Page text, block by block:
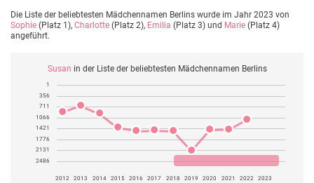
Die Liste der beliebtesten Mädchennamen Berlins wurde im Jahr 2023 von
Sophie (Platz 1), Charlotte (Platz 2), Emilia (Platz 3) und Marie (Platz 4)
angeführt.
Susan in der Liste der beliebtesten Mädchennamen Berlins
1
356
711
1066
1421
1776
2131
2486
2012 2013 2014 2015 2016 2017 2018 2019 2020 2021 2022 2023